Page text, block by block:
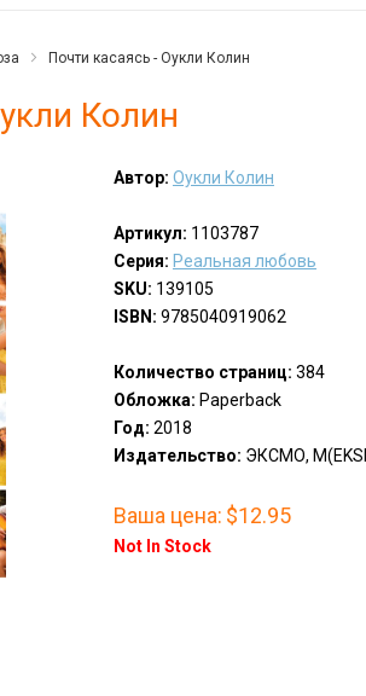
Почти касаясь - Оукли Колин
Колин
Автор: Оукли Колин
Артикул: 1103787
Серия: Реальная любовь
SKU: 139105
ISBN: 9785040919062
Количество страниц: 384
Обложка: Paperback
Год: 2018
Издательство: ЭКСМО,
Ваша цена: $12.95
Not In Stock